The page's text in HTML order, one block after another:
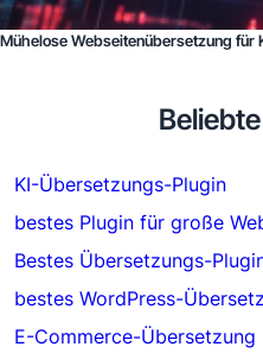
Mühelose Webseitenübersetzung für
KI-Übersetzungs-Plugin
bestes Plugin für große
Bestes Übersetzungs-
bestes WordPress-
E-Commerce-Übersetzung